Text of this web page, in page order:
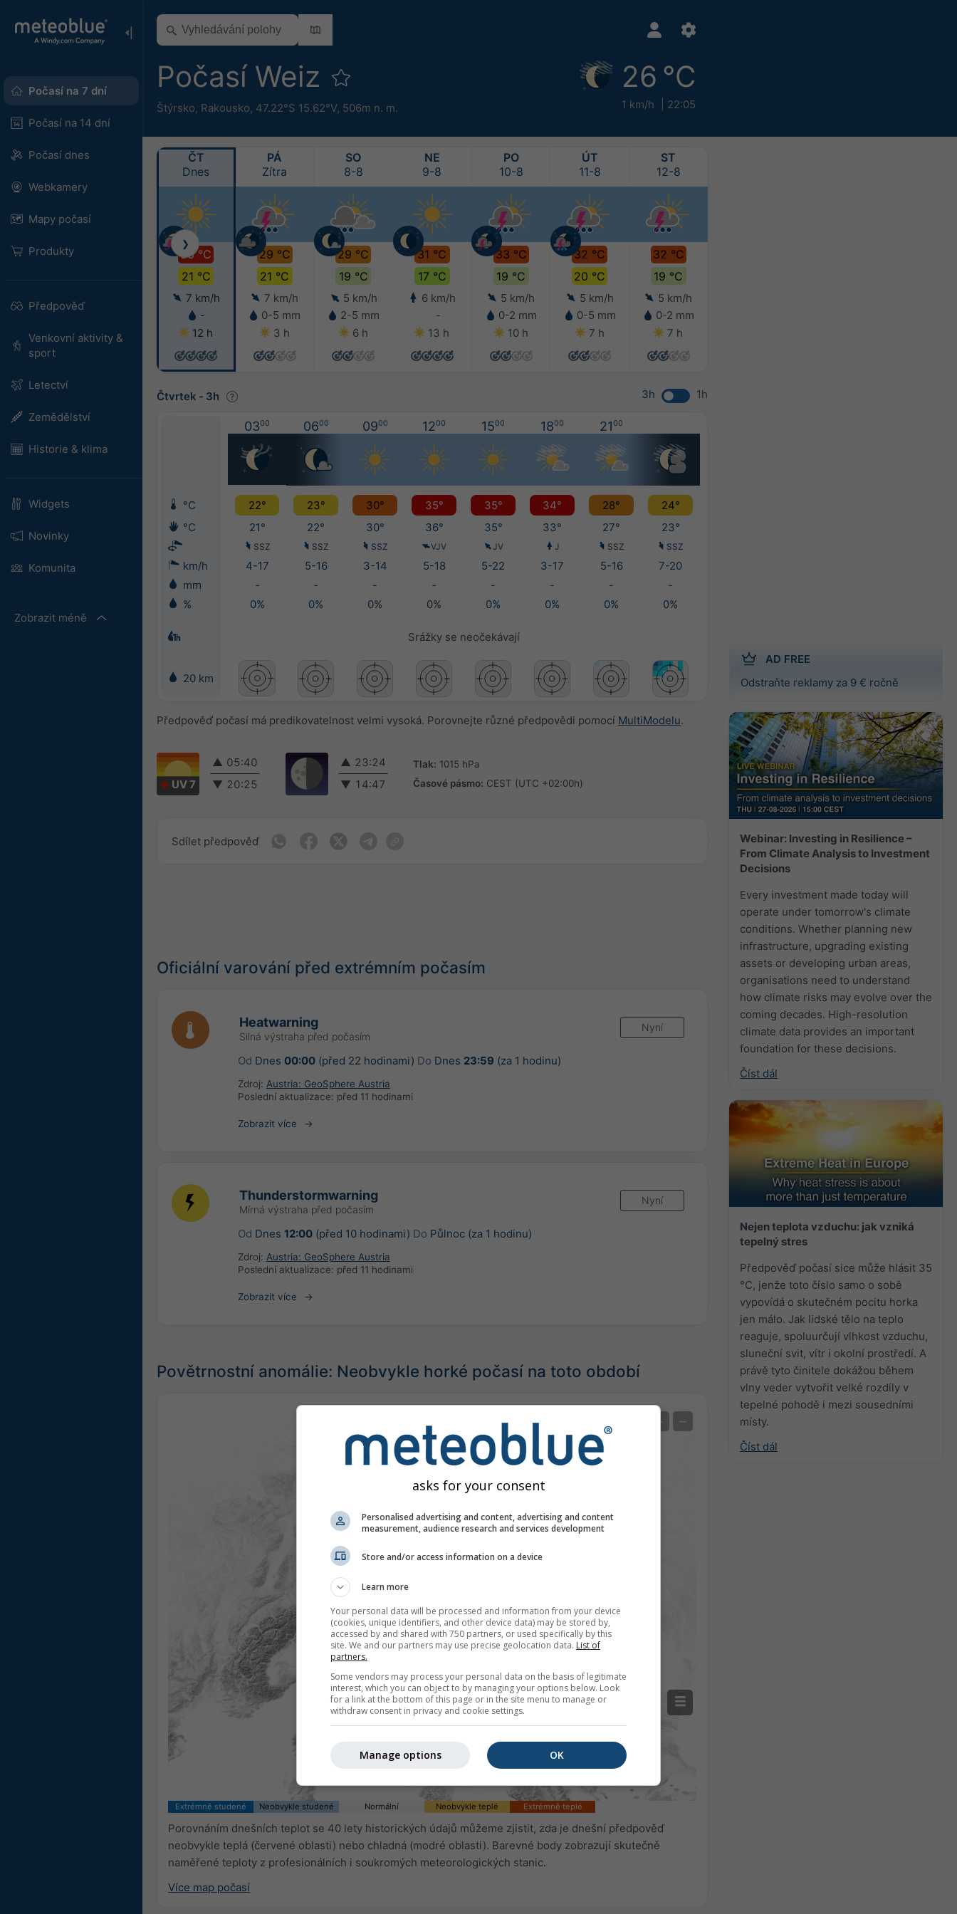
Počasí na 7 dní
Počasí na 14 dní
Počasí dnes
Webkamery
Mapy počasí
Produkty
Předpověď
Venkovní aktivity &
sport
Letectví
Zemědělství
Historie & klima
Widgets
Novinky
Komunita
Zobrazit méně
Počasí Weiz
Štýrsko, Rakousko, 47.22°S 15.62°V, 506m n. m.
26 °C
1 km/h 22:05
AD FREE
Odstraňte reklamy za 9 € ročně
Webinar: Investing in Resilience –
From Climate Analysis to Investment
Decisions
Every investment made today will
operate under tomorrow's climate
conditions. Whether planning new
infrastructure, upgrading existing
assets or developing urban areas,
organisations need to understand
how climate risks may evolve over the
coming decades. High-resolution
climate data provides an important
foundation for these decisions.
Číst dál
Nejen teplota vzduchu: jak vzniká
tepelný stres
Předpověď počasí sice může hlásit 35
°C, jenže toto číslo samo o sobě
vypovídá o skutečném pocitu horka
jen málo. Jak lidské tělo na teplo
reaguje, spoluurčují vlhkost vzduchu,
sluneční svit, vítr i okolní prostředí. A
právě tyto činitele dokážou během
vlny veder vytvořit velké rozdíly v
tepelné pohodě i mezi sousedními
místy.
Číst dál
ČT
Dnes
36 °C
21 °C
7 km/h
-
12 h
PÁ
Zítra
29 °C
21 °C
7 km/h
0-5 mm
3 h
SO
8-8
29 °C
19 °C
5 km/h
2-5 mm
6 h
NE
9-8
31 °C
17 °C
6 km/h
-
13 h
PO
10-8
33 °C
19 °C
5 km/h
0-2 mm
10 h
ÚT
11-8
32 °C
20 °C
5 km/h
0-5 mm
7 h
ST
12-8
32 °C
19 °C
5 km/h
0-2 mm
7 h
❯
Čtvrtek - 3h 3h 1h
0300 0600 0900 1200 1500 1800 2100
°C 22° 23° 30° 35° 35° 34° 28°
24°
°C
21° 22° 30° 36° 35° 33° 27° 23°
SSZ SSZ SSZ VJV JV J SSZ SSZ
km/h 4-17 5-16 3-14 5-18 5-22 3-17 5-16
7-20
mm
- - - - - - -
-
%
0% 0% 0% 0% 0% 0% 0% 0%
Srážky se neočekávají
20 km
Předpověď počasí má predikovatelnost velmi vysoká. Porovnejte různé předpovědi pomocí MultiModelu.
UV 7
▲ 05:40
▼ 20:25
▲ 23:24
▼ 14:47
Tlak: 1015 hPa
Časové pásmo: CEST (UTC +02:00h)
Sdílet předpověď
Oficiální varování před extrémním počasím
Heatwarning
Silná výstraha před počasím
Nyní
Od Dnes 00:00(před 22 hodinami) Do Dnes 23:59 (za 1 hodinu)
Zdroj: Austria: GeoSphere Austria
Poslední aktualizace: před 11 hodinami
Zobrazit více
Thunderstormwarning
Mírná výstraha před počasím
Nyní
Od Dnes 12:00(před 10 hodinami) Do Půlnoc (za 1 hodinu)
Zdroj: Austria: GeoSphere Austria
Poslední aktualizace: před 11 hodinami
Zobrazit více
Povětrnostní anomálie: Neobvykle horké počasí na toto období
Pozorovaná teplota
Extrémní předpověď
+ −
Extrémně studené Neobvykle studené Normální Neobvykle teplé Extrémně teplé
Porovnáním dnešních teplot se 40 lety historických údajů můžeme zjistit, zda je dnešní předpověď
neobvykle teplá (červené oblasti) nebo chladná (modré oblasti). Barevné body zobrazují skutečně
naměřené teploty z profesionálních i soukromých meteorologických stanic.
Více map počasí
asks for your consent
Personalised advertising and content, advertising and content
measurement, audience research and services development
Store and/or access information on a device
Learn more
Your personal data will be processed and information from your device
(cookies, unique identifiers, and other device data) may be stored by,
accessed by and shared with 750 partners, or used specifically by this
site. We and our partners may use precise geolocation data. List of
partners.
Some vendors may process your personal data on the basis of legitimate
interest, which you can object to by managing your options below. Look
for a link at the bottom of this page or in the site menu to manage or
withdraw consent in privacy and cookie settings.
OK
Manage options